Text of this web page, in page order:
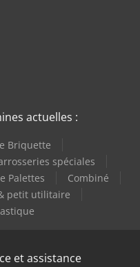
actuelles :
Briquette
spéciales
Palettes
Combiné
petit utilitaire
et assistance